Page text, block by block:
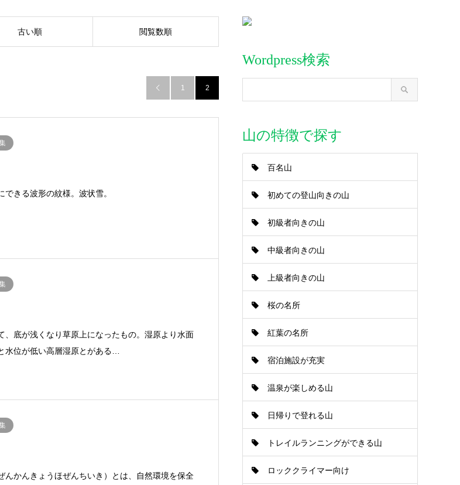
古い順 閲覧数順
 1 2
きる波形の紋様。波状雪。
、底が浅くなり草原上になったもの。湿原より水面
水位が低い高層湿原とがある…
んかんきょうほぜんちいき）とは、自然環境を保全
Wordpress検索
山の特徴で探す
百名山
初めての登山向きの山
初級者向きの山
中級者向きの山
上級者向きの山
桜の名所
紅葉の名所
宿泊施設が充実
温泉が楽しめる山
日帰りで登れる山
トレイルランニングができる山
ロッククライマー向け